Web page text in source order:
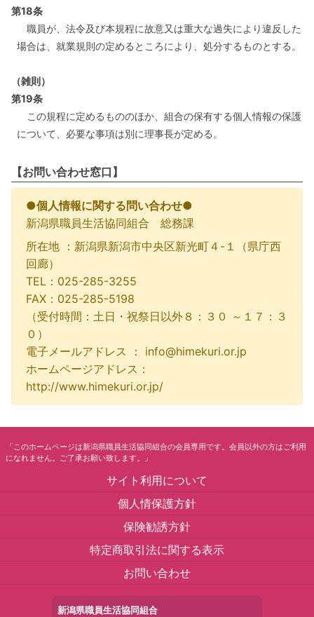
第18条
職員が、法令及び本規程に故意又は重大な過失により違反した
場合は、就業規則の定めるところにより、処分するものとする。
（雑則）
第19条
この規程に定めるもののほか、組合の保有する個人情報の保護
について、必要な事項は別に理事長が定める。
【お問い合わせ窓口】
●個人情報に関する問い合わせ●
新潟県職員生活協同組合 総務課
所在地 ：新潟県新潟市中央区新光町４-１（県庁西
回廊）
TEL：025-285-3255
FAX：025-285-5198
（受付時間：土日・祝祭日以外８：３０ ～１７：３
０）
電子メールアドレス ： info@himekuri.or.jp
ホームページアドレス：
http://www.himekuri.or.jp/
「このホームページは新潟県職員生活協同組合の会員専用です。会員以外の方はご利用
になれません。ご了承お願い致します。」
サイト利用について
個人情保護方針
保険勧誘方針
特定商取引法に関する表示
お問い合わせ
新潟県職員生活協同組合